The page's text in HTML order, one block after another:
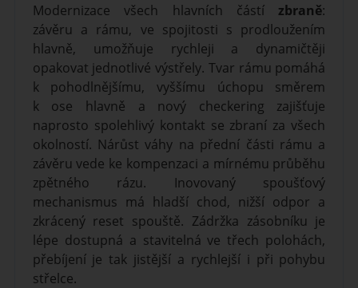
Modernizace všech hlavních částí zbraně:
závěru a rámu, ve spojitosti s prodloužením
hlavně, umožňuje rychleji a dynamičtěji
opakovat jednotlivé výstřely. Tvar rámu pomáhá
k pohodlnějšímu, vyššímu úchopu směrem
k ose hlavně a nový checkering zajišťuje
naprosto spolehlivý kontakt se zbraní za všech
okolností. Nárůst váhy na přední části rámu a
závěru vede ke kompenzaci a mírnému průběhu
zpětného rázu. Inovovaný spoušťový
mechanismus má hladší chod, nižší odpor a
zkrácený reset spouště. Zádržka zásobníku je
lépe dostupná a stavitelná ve třech polohách,
přebíjení je tak jistější a rychlejší i při pohybu
střelce.